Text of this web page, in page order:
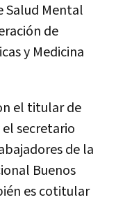
Salud Mental
de
y Medicina
el titular de
el secretario
de la
Buenos
es cotitular